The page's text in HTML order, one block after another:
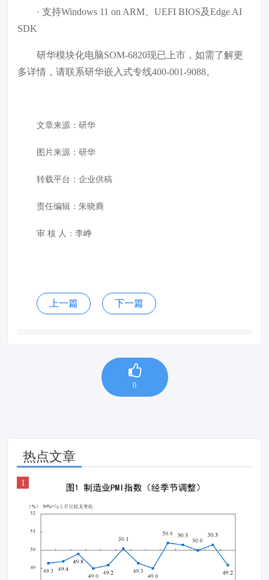
· 支持Windows 11 on ARM、UEFI BIOS及Edge AI
SDK
研华模块化电脑SOM-6820现已上市，如需了解更
多详情，请联系研华嵌入式专线400-001-9088。
文章来源： 研华
图片来源： 研华
转载平台：企业供稿
责任编辑：朱晓裔
审 核 人：李峥
上一篇 下一篇
0
热点文章